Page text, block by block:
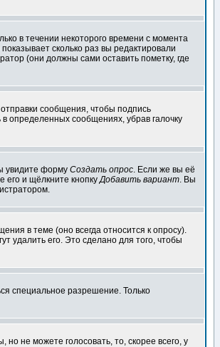
в течении некоторого времени с момента
сколько раз вы редактировали
(они должны сами оставить пометку, где
сообщения, чтобы подпись
определенных сообщениях, убрав галочку
увидите форму Создать опрос. Если же вы её
его и щёлкните кнопкуДобавить вариант. Вы
в теме (оно всегда относится к опросу).
удалить его. Это сделано для того, чтобы
специальное разрешение. Только
не можете голосовать, то, скорее всего, у